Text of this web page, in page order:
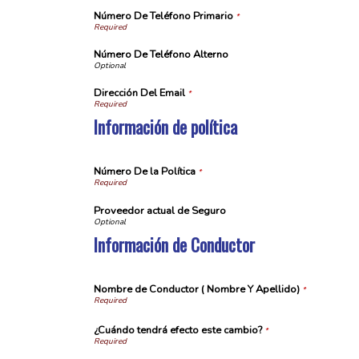
Número De Teléfono Primario *
Número De Teléfono Alterno
Dirección Del Email *
Información de política
Número De la Política *
Proveedor actual de Seguro
Información de Conductor
Nombre de Conductor ( Nombre Y Apellido) *
¿Cuándo tendrá efecto este cambio?*